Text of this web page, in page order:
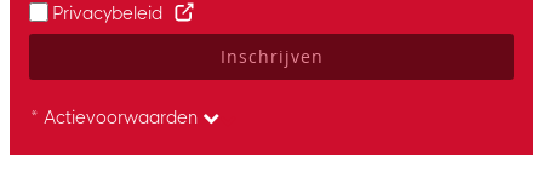
Privacybeleid
Inschrijven
* Actievoorwaarden